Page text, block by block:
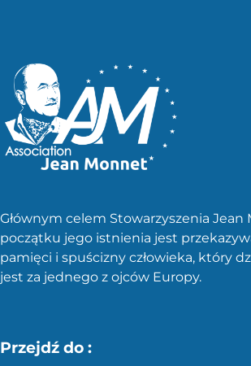
Głównym celem Stowarzyszenia Jean
początku jego istnienia jest
pamięci i spuścizny człowieka, który
jest za jednego z ojców Europy.
Przejdź do :